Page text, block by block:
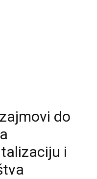
do
i